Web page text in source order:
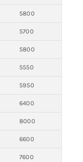
5800
5700
5800
5550
5950
6400
8000
6600
7600